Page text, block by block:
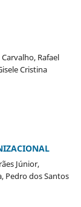
Rafael
Cristina
Júnior,
Pedro dos Santos